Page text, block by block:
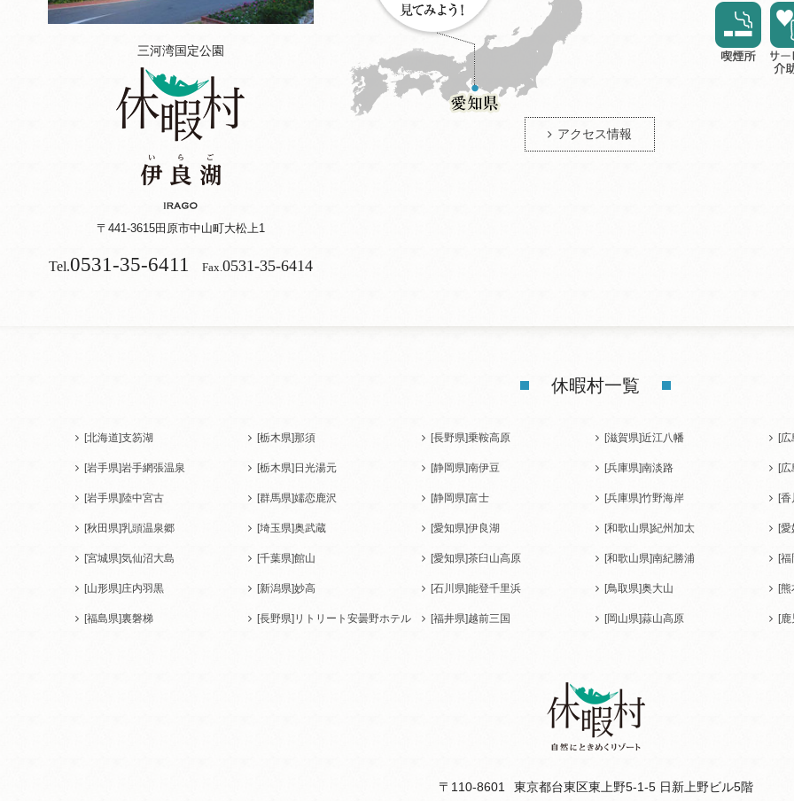
三河湾国定公園
〒441-3615田原市中山町大松上1
Tel.0531-35-6411 Fax. 0531-35-6414
アクセス情報
休暇村一覧
[北海道]支笏湖
[岩手県]岩手網張温泉
[岩手県]陸中宮古
[秋田県]乳頭温泉郷
[宮城県]気仙沼大島
[山形県]庄内羽黒
[福島県]裏磐梯
[栃木県]那須
[栃木県]日光湯元
[群馬県]嬬恋鹿沢
[埼玉県]奥武蔵
[千葉県]館山
[新潟県]妙高
[長野県]リトリート安曇野ホテル
[長野県]乗鞍高原
[静岡県]南伊豆
[静岡県]富士
[愛知県]伊良湖
[愛知県]茶臼山高原
[石川県]能登千里浜
[福井県]越前三国
[滋賀県]近江八幡
[兵庫県]南淡路
[兵庫県]竹野海岸
[和歌山県]紀州加太
[和歌山県]南紀勝浦
[鳥取県]奥大山
[岡山県]蒜山高原
[広
[広
[香
[愛
[福
[熊
[鹿
〒110-8601 東京都台東区東上野5-1-5 日新上野ビル5階